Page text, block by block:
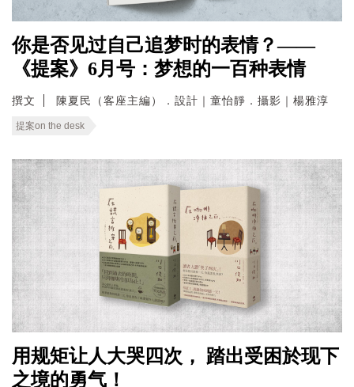
你是否见过自己追梦时的表情？——
《提案》6月号：梦想的一百种表情
撰文 陳夏民（客座主編）．設計｜童怡靜．攝影｜楊雅淳
提案on the desk
用规矩让人大哭四次， 踏出受困於现下
之境的勇气！